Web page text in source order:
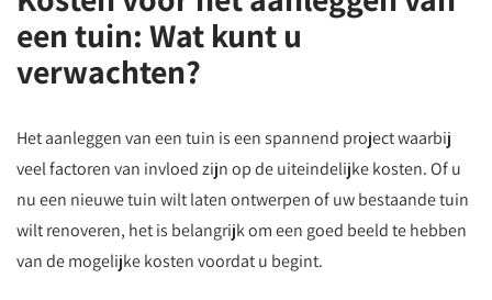
een tuin: Wat kunt u
verwachten?
Het aanleggen van een tuin is een spannend project waarbij
veel factoren van invloed zijn op de uiteindelijke kosten. Of u
nu een nieuwe tuin wilt laten ontwerpen of uw bestaande tuin
wilt renoveren, het is belangrijk om een goed beeld te hebben
van de mogelijke kosten voordat u begint.